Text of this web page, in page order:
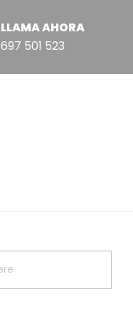
LLAMA AHORA
697 501 523